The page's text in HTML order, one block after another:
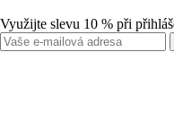
Využijte slevu 10 % při